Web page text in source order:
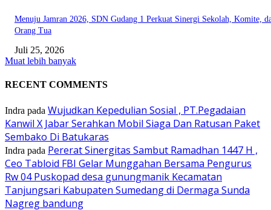
Menuju Jamran 2026, SDN Gudang 1 Perkuat Sinergi Sekolah, Komite,
Orang Tua
Juli 25, 2026
Muat lebih banyak
RECENT COMMENTS
Indra pada Wujudkan Kepedulian Sosial , PT.Pegadaian
Kanwil X Jabar Serahkan Mobil Siaga Dan Ratusan Paket
Sembako Di Batukaras
Indra pada Pererat Sinergitas Sambut Ramadhan 1447 H ,
Ceo Tabloid FBI Gelar Munggahan Bersama Pengurus
Rw 04 Puskopad desa gunungmanik Kecamatan
Tanjungsari Kabupaten Sumedang di Dermaga Sunda
Nagreg bandung